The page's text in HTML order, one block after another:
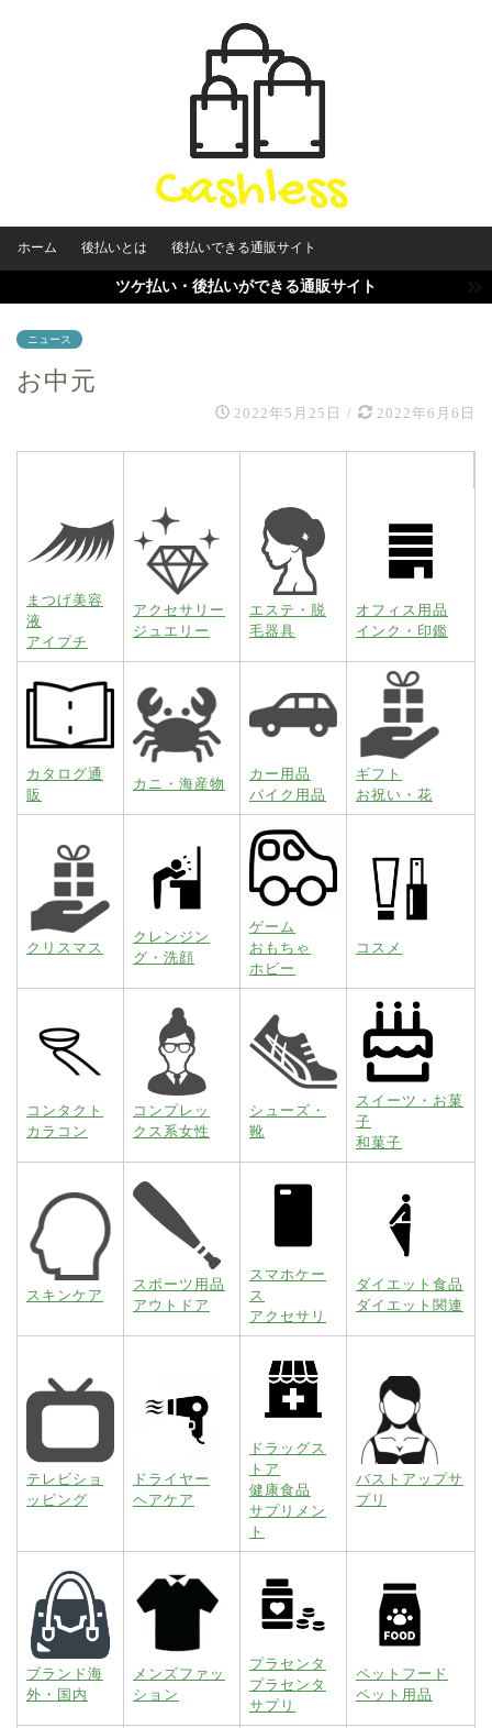
ホーム 後払いとは 後払いできる通販サイト
ツケ払い・後払いができる通販サイト
ニュース
お中元
2022年5月25日 / 2022年6月6日
まつげ美容
液
アイプチ
アクセサリー
ジュエリー
エステ・脱
毛器具
オフィス用品
インク・印鑑
カタログ通
販
カニ・海産物
カー用品
バイク用品
ギフト
お祝い・花
クリスマス
クレンジン
グ・洗顔
ゲーム
おもちゃ
ホビー
コスメ
コンタクト
カラコン
コンプレッ
クス系女性
シューズ・
靴
スイーツ・お菓
子
和菓子
スキンケア
スポーツ用品
アウトドア
スマホケー
ス
アクセサリ
ダイエット食品
ダイエット関連
テレビショ
ッピング
ドライヤー
ヘアケア
ドラッグス
トア
健康食品
サプリメン
ト
バストアップサ
プリ
ブランド海
外・国内
メンズファッ
ション
プラセンタ
プラセンタ
サプリ
ペットフード
ペット用品